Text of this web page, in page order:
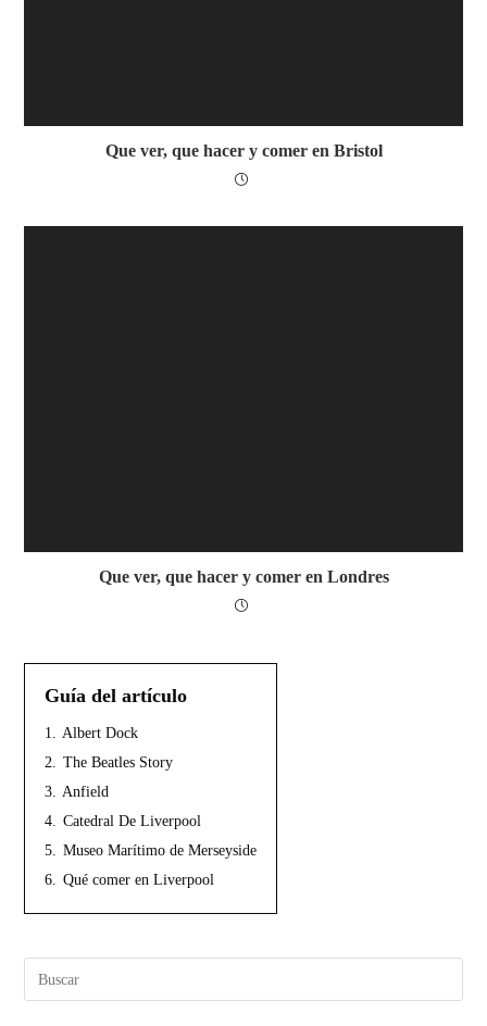
Que ver, que hacer y comer en Bristol
Que ver, que hacer y comer en Londres
Guía del artículo
1.
Albert Dock
2.
The Beatles Story
3.
Anfield
4.
Catedral De Liverpool
5.
Museo Marítimo de Merseyside
6.
Qué comer en Liverpool